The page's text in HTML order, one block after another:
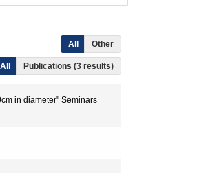
All Other
All Publications (3 results)
in diameter" Seminars